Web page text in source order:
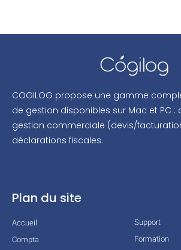
COGILOG propose une gamme
de gestion disponibles sur Mac et PC :
gestion commerciale (devis/
déclarations fiscales.
Plan du site
Accueil
Compta
Support
Formation